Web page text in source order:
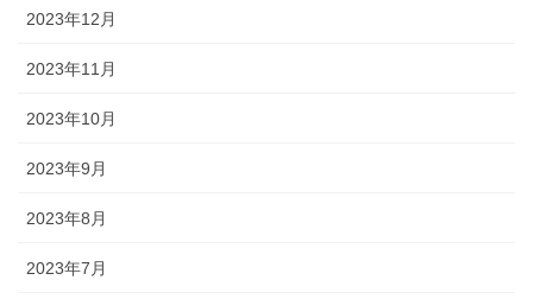
2023年12月
2023年11月
2023年10月
2023年9月
2023年8月
2023年7月